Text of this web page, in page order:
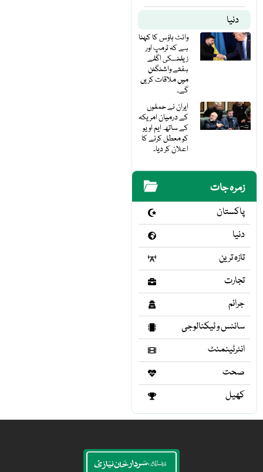
دنیا
وائٹ ہاؤس کا کہنا
ہے کہ ٹرمپ اور
زیلنسکی اگلے
ہفتے واشنگٹن
میں ملاقات کریں
گے۔
ایران نے حملوں
کے درمیان امریکہ
کے ساتھ ایم او یو
کو معطل کرنے کا
اعلان کر دیا۔
زمرہ جات
پاکستان
دنیا
تازہ ترین
تجارت
جرائم
سائنس و ٹیکنالوجی
انٹرٹینمنٹ
صحت
کھیل